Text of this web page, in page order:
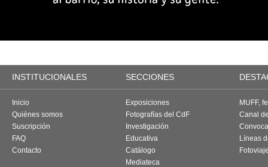
INSTITUCIONALES SECCIONES
Inicio
Quiénes somos
Suscripción
FAQ
Contacto
Exposiciones
Fotografías del CdF
Investigación
Educativa
Catálogo
Mediateca
MUFF,
Canal
Líneas